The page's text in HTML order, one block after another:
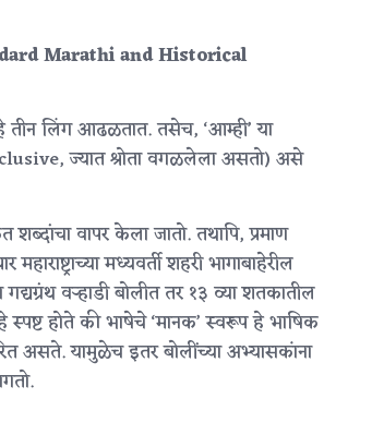
Marathi and Historical
तीन लिंग आढळतात. तसेच, ‘आम्ही’ या
ज्यात श्रोता वगळलेला असतो) असे
वापर केला जातो. तथापि, प्रमाण
मध्यवर्ती शहरी भागाबाहेरील
वऱ्हाडी बोलीत तर १३ व्या शतकातील
होते की भाषेचे ‘मानक’ स्वरूप हे भाषिक
असते. यामुळेच इतर बोलींच्या अभ्यासकांना